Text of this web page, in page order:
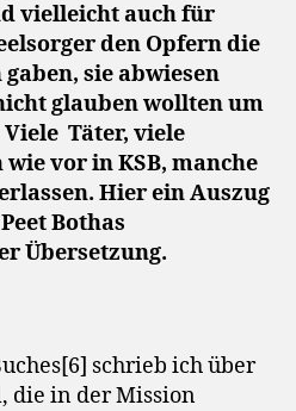
vielleicht auch für
den Opfern die
sie abwiesen
glauben wollten um
Viele Täter, viele
wie vor in KSB, manche
Hier ein Auszug
Bothas
Übersetzung.
schrieb ich über
die in der Mission